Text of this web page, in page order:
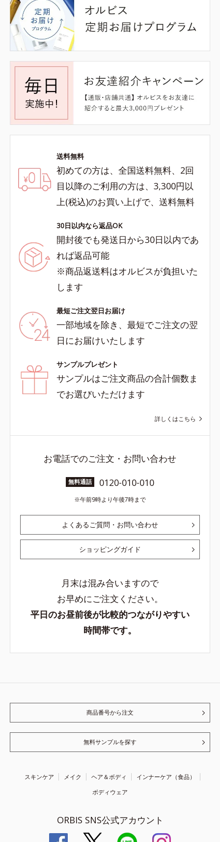
送料無料
初めての方は、全国送料無料、2回
目以降のご利用の方は、3,300円以
上(税込)のお買い上げで、送料無料
30日以内なら返品OK
開封後でも発送日から30日以内であ
れば返品可能
※商品返送料はオルビスが負担いた
します
最短ご注文翌日お届け
一部地域を除き、最短でご注文の翌
日にお届けいたします
サンプルプレゼント
サンプルはご注文商品の合計個数ま
でお選びいただけます
詳しくはこちら
お電話でのご注文・お問い合わせ
無料通話 0120-010-010
午前9時より午後7時まで
よくあるご質問・お問い合わせ
ショッピングガイド
月末は混み合いますので
お早めにご注文ください。
平日のお昼前後が比較的つながりやすい
時間帯です。
商品番号から注文
無料サンプルを探す
スキンケア メイク ヘア＆ボディ
インナーケア（食品）
ボディウェア
ORBIS SNS公式アカウント